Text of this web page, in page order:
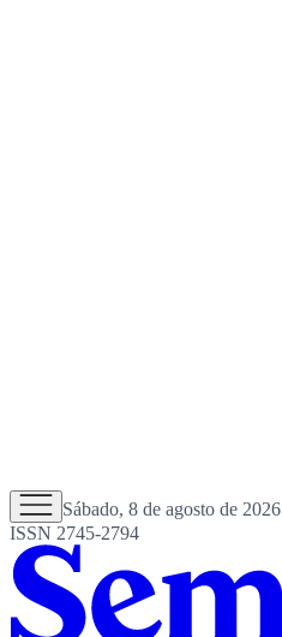
Sábado, 8 de agosto de 2026
ISSN 2745-2794